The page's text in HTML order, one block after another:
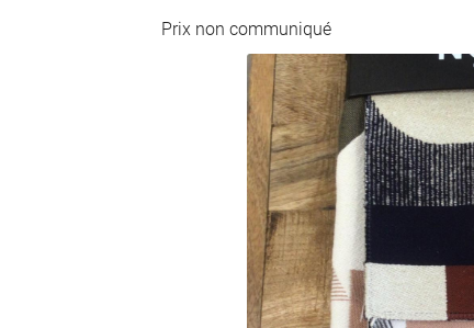
Prix non communiqué